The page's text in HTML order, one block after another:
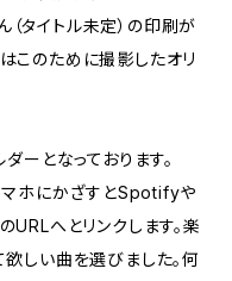
タイトル未定）の印刷が
このために撮影したオリ
ーとなっております。
マホにかざすとSpotifyや
へとリンクします。楽
しい曲を選びました。何